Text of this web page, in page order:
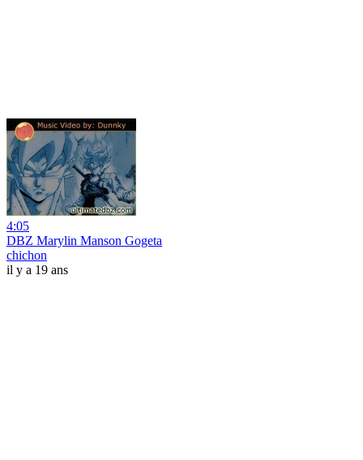
4:05
DBZ Marylin Manson Gogeta
chichon
il y a 19 ans